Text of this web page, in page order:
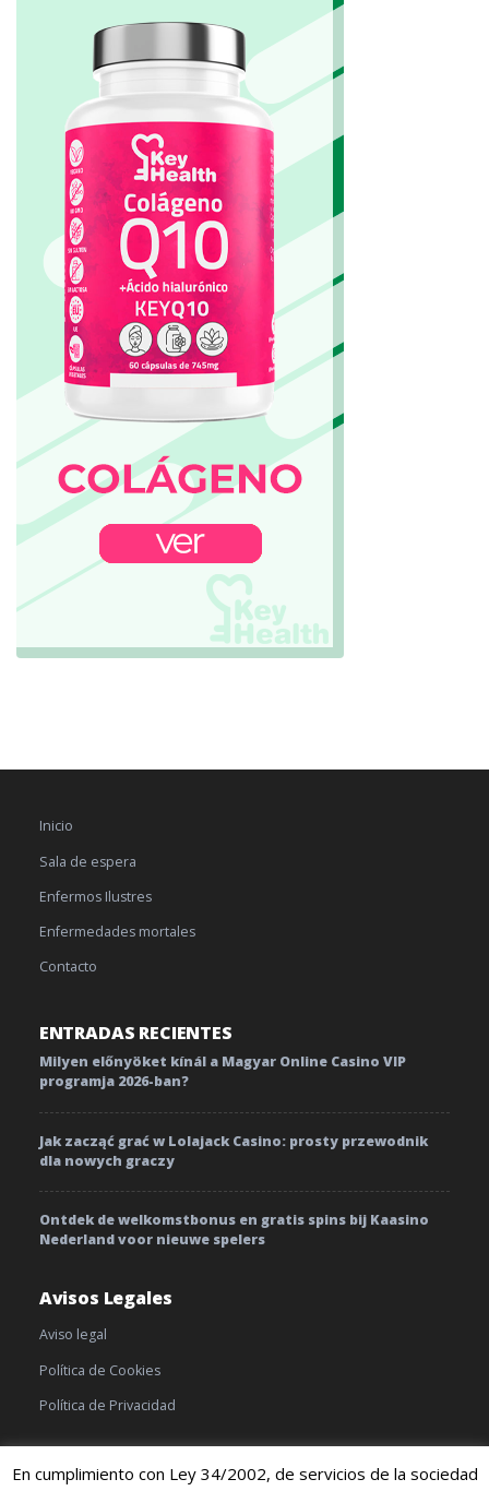
Inicio
Sala de espera
Enfermos Ilustres
Enfermedades mortales
Contacto
ENTRADAS RECIENTES
Milyen előnyöket kínál a Magyar Online Casino VIP
programja 2026-ban?
Jak zacząć grać w Lolajack Casino: prosty przewodnik
dla nowych graczy
Ontdek de welkomstbonus en gratis spins bij Kaasino
Nederland voor nieuwe spelers
Avisos Legales
Aviso legal
Política de Cookies
Política de Privacidad
En cumplimiento con Ley 34/2002, de servicios de la sociedad